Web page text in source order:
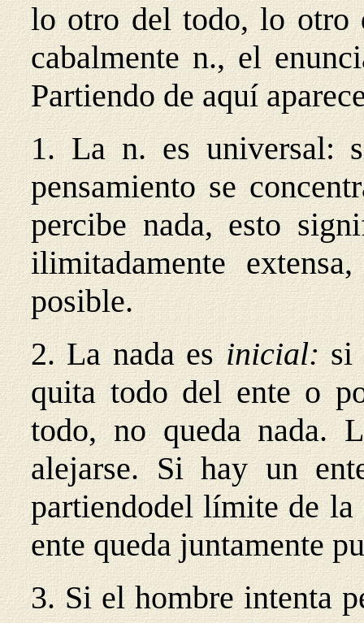
lo otro del todo, lo otro
cabalmente n., el
Partiendo de aquí
1. La n. es universal:
pensamiento se
percibe nada, esto
ilimitadamente
posible.
2. La nada es inicial:si
quita todo del ente o
todo, no queda nada.
alejarse. Si hay un
partiendodel límite de
ente queda juntamente
3. Si el hombre intenta